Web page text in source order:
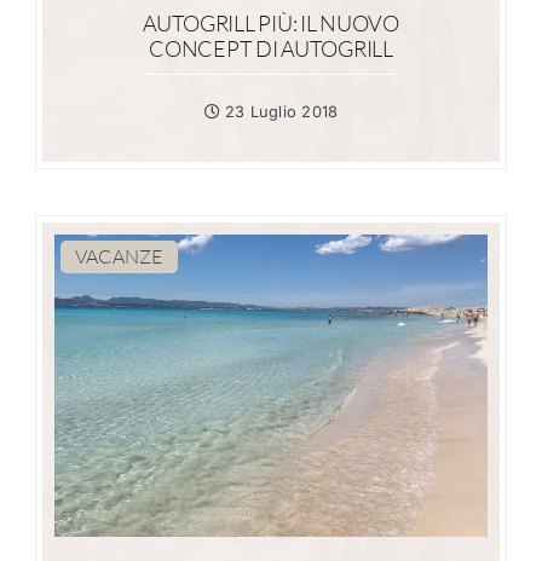
AUTOGRILL PIÙ: IL NUOVO
CONCEPT DI AUTOGRILL
23 Luglio 2018
VACANZE